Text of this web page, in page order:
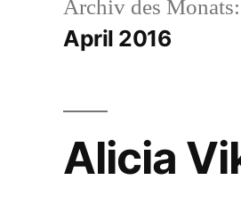
Archiv des Monats:
April 2016
Alicia